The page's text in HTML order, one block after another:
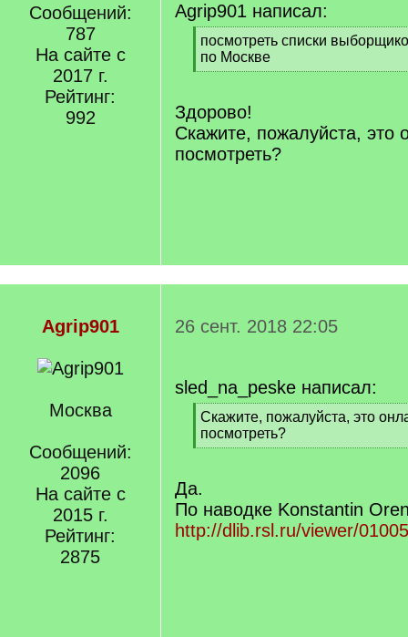
Сообщений:
787
На сайте с
2017 г.
Рейтинг:
992
Agrip901 написал:
[
q
]
посмотреть списки
по Москве
[
q
]
Здорово!
Скажите, пожалуйста, это
посмотреть?
Agrip901
Москва
Сообщений:
2096
На сайте с
2015 г.
Рейтинг:
2875
26 сент. 2018 22:05
sled_na_peske написал:
[
q
]
Скажите, пожалуйста, это
посмотреть?
[
]
Да.
По наводке Konstantin
http://dlib.rsl.ru/viewer/